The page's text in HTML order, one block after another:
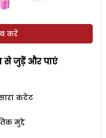
करें
से जुड़ेें और पाएं
कंटेंट
मुद्दे